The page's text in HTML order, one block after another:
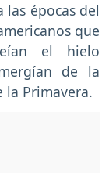
las épocas del
que
el hielo
de la
la Primavera.